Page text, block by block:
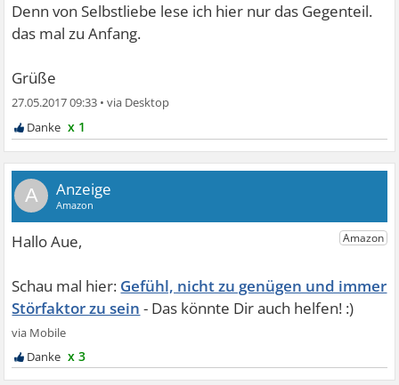
Denn von Selbstliebe lese ich hier nur das Gegenteil.
das mal zu Anfang.
Grüße
27.05.2017 09:33 •
x 1
A
Gefühl, nicht zu genügen und immer
Störfaktor zu sein
x 3